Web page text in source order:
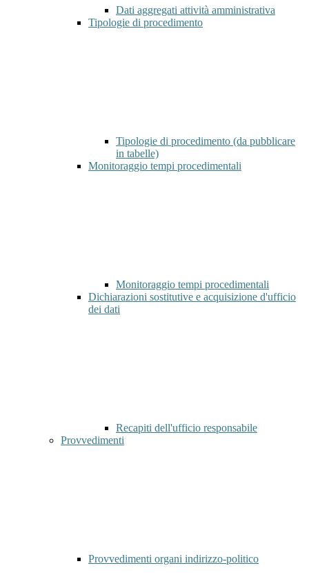
Dati aggregati attività amministrativa
Tipologie di procedimento
Tipologie di procedimento (da pubblicare
in tabelle)
Monitoraggio tempi procedimentali
Monitoraggio tempi procedimentali
Dichiarazioni sostitutive e acquisizione d'ufficio
dei dati
Recapiti dell'ufficio responsabile
Provvedimenti
Provvedimenti organi indirizzo-politico